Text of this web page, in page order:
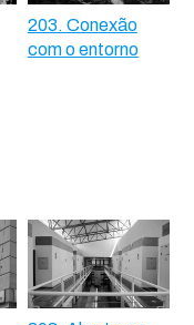
203. Conexão
com o entorno